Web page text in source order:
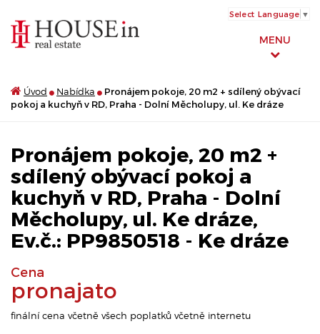
MENU
Select Language ▼
Úvod Nabídka
Pronájem pokoje, 20 m2 + sdílený obývací
pokoj a kuchyň v RD, Praha - Dolní Měcholupy, ul. Ke dráze
Pronájem pokoje, 20 m2 +
sdílený obývací pokoj a
kuchyň v RD, Praha - Dolní
Měcholupy, ul. Ke dráze,
Ev.č.: PP9850518 - Ke dráze
Cena
pronajato
finální cena včetně všech poplatků včetně internetu